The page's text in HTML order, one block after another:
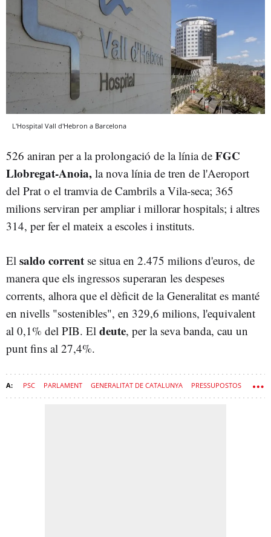
L'Hospital Vall d'Hebron a Barcelona
526 aniran per a la prolongació de la línia de FGC
Llobregat-Anoia, la nova línia de tren de l'Aeroport
del Prat o el tramvia de Cambrils a Vila-seca; 365
milions serviran per ampliar i millorar hospitals; i altres
314, per fer el mateix a escoles i instituts.
El saldo corrent se situa en 2.475 milions d'euros, de
manera que els ingressos superaran les despeses
corrents, alhora que el dèficit de la Generalitat es manté
en nivells "sostenibles", en 329,6 milions, l'equivalent
al 0,1% del PIB. El deute, per la seva banda, cau un
punt fins al 27,4%.
PSC PARLAMENT GENERALITAT DE CATALUNYA PRESSUPOSTOS